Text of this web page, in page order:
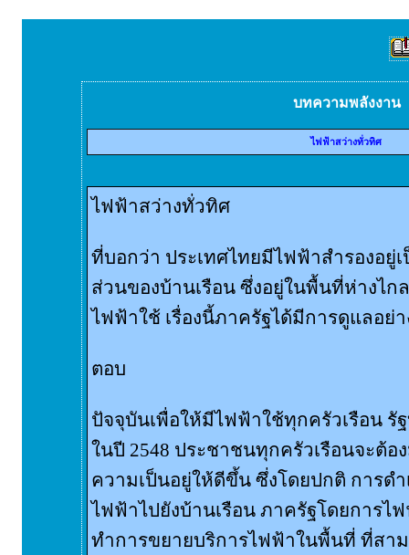
บทความพลังงาน
ไฟฟ้าสว่างทั่วทิศ
ไฟฟ้าสว่างทั่วทิศ
ที่บอกว่า ประเทศไทยมีไฟฟ้าสำรองอยู่
ส่วนของบ้านเรือน ซึ่งอยู่ในพื้นที่ห่างไก
ไฟฟ้าใช้ เรื่องนี้ภาครัฐได้มีการดูแลอย่า
ตอบ
ปัจจุบันเพื่อให้มีไฟฟ้าใช้ทุกครัวเรือน รั
ในปี 2548 ประชาชนทุกครัวเรือนจะต้อ
ความเป็นอยู่ให้ดีขึ้น ซึ่งโดยปกติ การด
ไฟฟ้าไปยังบ้านเรือน ภาครัฐโดยการไ
ทำการขยายบริการไฟฟ้าในพื้นที่ ที่สา